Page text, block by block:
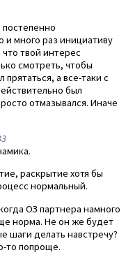
постепенно
много раз инициативу
что твой интерес
смотреть, чтобы
прятаться, а все-таки с
был
отмазывался. Иначе
раскрытие хотя бы
нормальный.
ОЗ партнера намного
норма. Не он же будет
шаги делать навстречу?
то попроще.